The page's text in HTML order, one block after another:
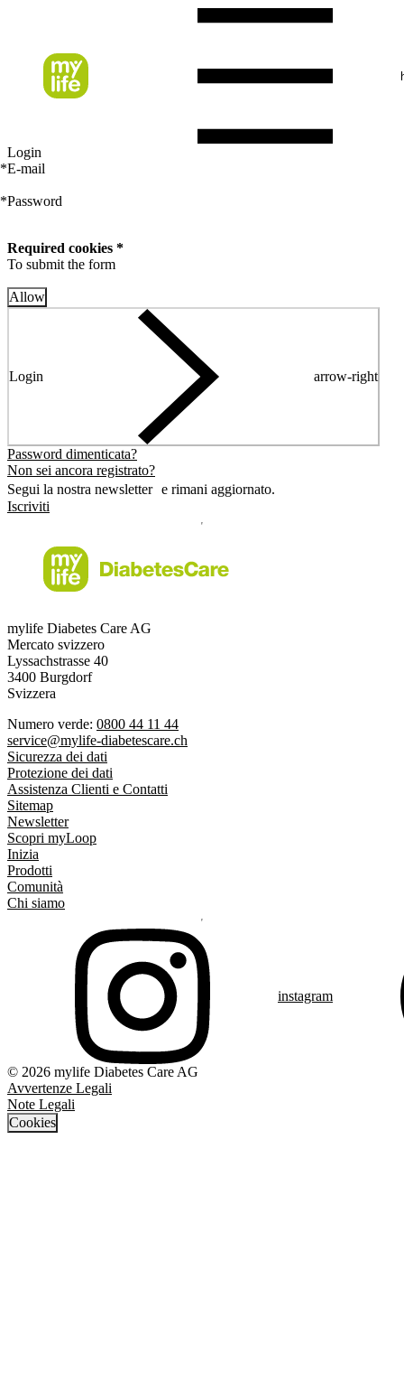
Login
*E-mail
*Password
Required cookies *
To submit the form
Allow
Login arrow-right
Password dimenticata?
Non sei ancora registrato?
Segui la nostra newsletter e rimani aggiornato.
Iscriviti
mylife Diabetes Care AG
Mercato svizzero
Lyssachstrasse 40
3400 Burgdorf
Svizzera
Numero verde: 0800 44 11 44
service@mylife-diabetescare.ch
Sicurezza dei dati
Protezione dei dati
Assistenza Clienti e Contatti
Sitemap
Newsletter
Scopri myLoop
Inizia
Prodotti
Comunità
Chi siamo
instagram
© 2026 mylife Diabetes Care AG
Avvertenze Legali
Note Legali
Cookies